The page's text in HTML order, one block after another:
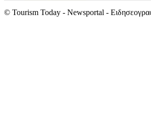
© Tourism Today - Newsportal -